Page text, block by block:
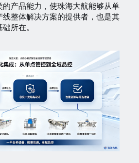
的产品能力，使珠海大航能够从单
线整体解决方案的提供者，也是其
所在。